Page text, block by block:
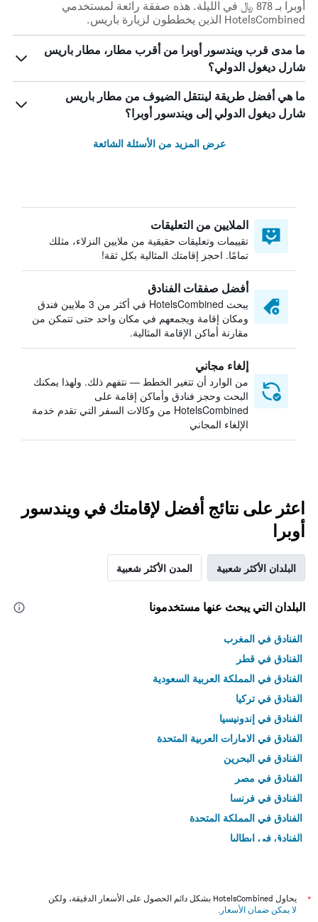
أوبرا بـ 878 ﷼ في الليلة. هذه صفقة رائعة لمستخدمي
HotelsCombined الذين يخططون لزيارة باريس.
ما مدى قرب ويندسور أوبرا من أقرب مطار، مطار باريس
شارل ديغول الدولي؟
ما هي أفضل طريقة لينتقل الضيوف من مطار باريس
شارل ديغول الدولي إلى ويندسور أوبرا؟
عرض المزيد من الأسئلة الشائعة
الملايين من التعليقات
تقييمات وتعليقات حقيقية من ملايين النزلاء، مثلك
تمامًا. احجز إقامتك المثالية بكل ثقة!
أفضل صفقات الفنادق
يبحث HotelsCombined في أكثر من 3 ملايين فندق
ومكان إقامة ويجمعهم في مكان واحد حتى تتمكن من
مقارنة أماكن الإقامة المثالية.
إلغاء مجاني
من الوارد أن تتغير الخطط — نتفهم ذلك. ولهذا يمكنك
البحث وحجز فنادق وأماكن إقامة على
HotelsCombined من وكالات السفر التي تقدم خدمة
الإلغاء المجاني
اعثر على نتائج أفضل لإقامتك في ويندسور
أوبرا
البلدان الأكثر شعبية المدن الأكثر شعبية
البلدان التي يبحث عنها مستخدمونا
الفنادق في المغرب
الفنادق في قطر
الفنادق في المملكة العربية السعودية
الفنادق في تركيا
الفنادق في إندونيسيا
الفنادق في الامارات العربية المتحدة
الفنادق في البحرين
الفنادق في مصر
الفنادق في فرنسا
الفنادق في المملكة المتحدة
الفنادق في إيطاليا
*
يحاول HotelsCombined بشكل دائم الحصول على الأسعار الدقيقة، ولكن
لا يمكن ضمان الأسعار .